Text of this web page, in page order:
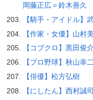
岡藤正広＝鈴木善久
【騎手・アイドル】
【作家・女優】山村
【コブクロ】黒田俊
【プロ野球】秋山幸二
【俳優】松方弘樹
【にしたん】西村誠司